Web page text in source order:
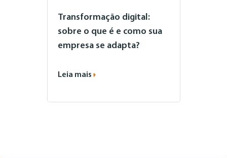
Transformação digital:
sobre o que é e como sua
empresa se adapta?
Leia mais